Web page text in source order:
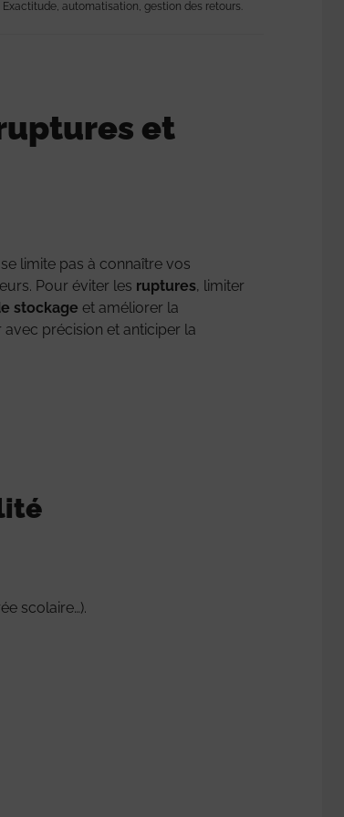
Exactitude, automatisation, gestion des retours.
et
limite pas à connaître vos
Pour éviter les ruptures, limiter
stockage et améliorer la
avec précision et anticiper la
scolaire…).